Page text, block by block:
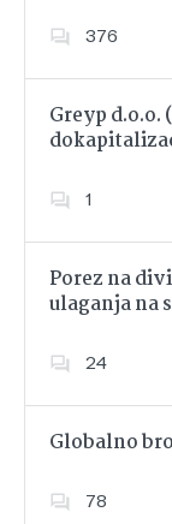
376
Greyp
1
Porez na
ulaganja na
24
Globalno
78